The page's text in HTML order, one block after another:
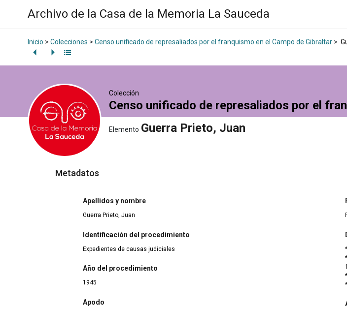
Archivo de la Casa de la Memoria La Sauceda
Inicio > Colecciones > Censo unificado de represaliados por el franquismo en el Campo de Gibraltar >
Colección
Censo unificado de represaliados por el
Elemento Guerra Prieto, Juan
Metadatos
Apellidos y nombre
Guerra Prieto, Juan
Identificación del procedimiento
Expedientes de causas judiciales
Año del procedimiento
1945
Apodo